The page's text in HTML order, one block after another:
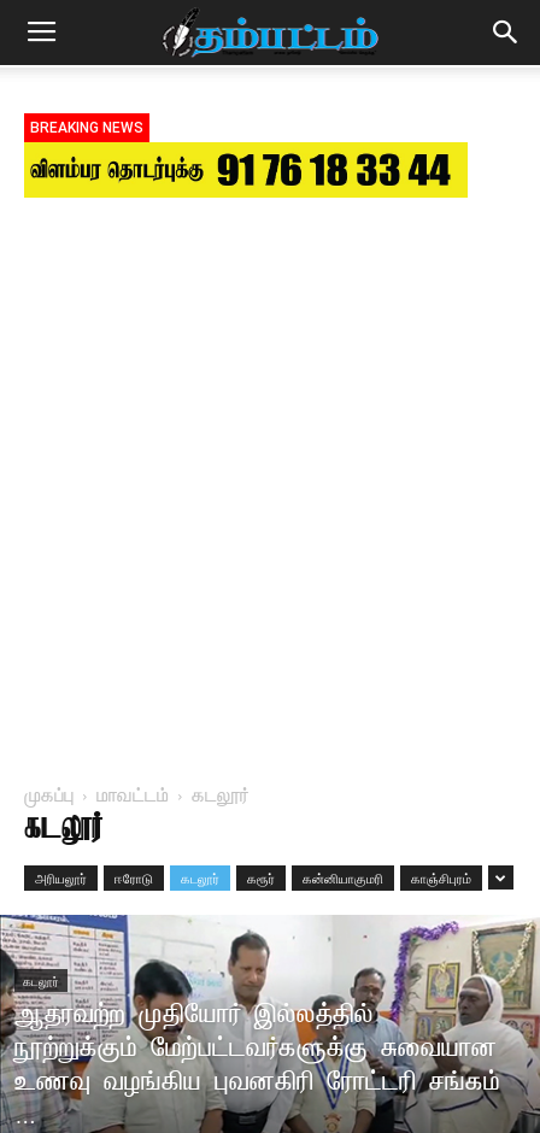
BREAKING NEWS
முகப்பு மாவட்டம் கடலூர்
கடலூர்
அரியலூர் ஈரோடு கடலூர் கரூர் கன்னியாகுமரி காஞ்சிபுரம்
கடலூர்
ஆதரவற்ற முதியோர் இல்லத்தில்
நூற்றுக்கும் மேற்பட்டவர்களுக்கு சுவையான
உணவு வழங்கிய புவனகிரி ரோட்டரி சங்கம்
…